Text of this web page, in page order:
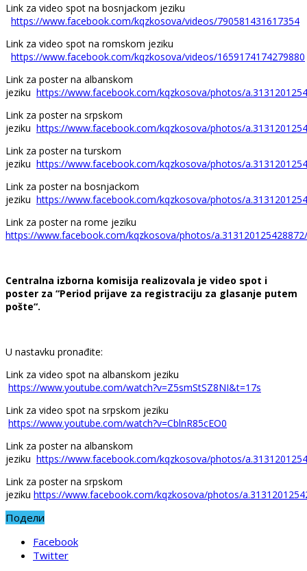
Link za video spot na bosnjackom jeziku
https://www.facebook.com/kqzkosova/videos/790581431617354
Link za video spot na romskom jeziku
https://www.facebook.com/kqzkosova/videos/1659174174279880
Link za poster na albanskom
jeziku https://www.facebook.com/kqzkosova/photos/
Link za poster na srpskom
jeziku https://www.facebook.com/kqzkosova/photos/
Link za poster na turskom
jeziku https://www.facebook.com/kqzkosova/photos/
Link za poster na bosnjackom
jeziku https://www.facebook.com/kqzkosova/photos/
Link za poster na rome jeziku
https://www.facebook.com/kqzkosova/photos/
Centralna izborna komisija realizovala je video spot i
poster za “Period prijave za registraciju za glasanje putem
pošte“.
U nastavku pronađite:
Link za video spot na albanskom jeziku
https://www.youtube.com/watch?v=Z5smStSZ8NI&t=17s
Link za video spot na srpskom jeziku
https://www.youtube.com/watch?v=CblnR85cEO0
Link za poster na albanskom
jeziku https://www.facebook.com/kqzkosova/photos/
Link za poster na srpskom
jeziku https://www.facebook.com/kqzkosova/photos/
Подели
Facebook
Twitter